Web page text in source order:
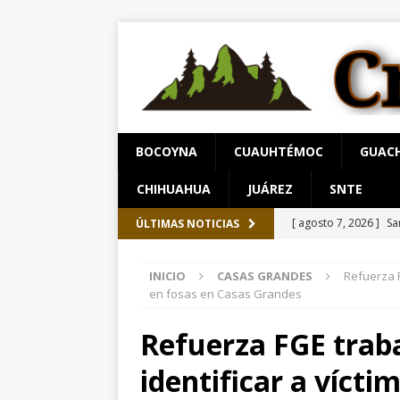
BOCOYNA CUAUHTÉMOC
CHIHUAHUA JUÁREZ SNTE
ÚLTIMAS NOTICIAS [ agosto 7, 2026 ]
[ agosto 7, 2026 ]
paro cardíaco
[ agosto 8, 2026 ]
INICIO CASAS GRANDES
Refuerza
en fosas en Casas Grandes
Refuerza FGE
identificar a